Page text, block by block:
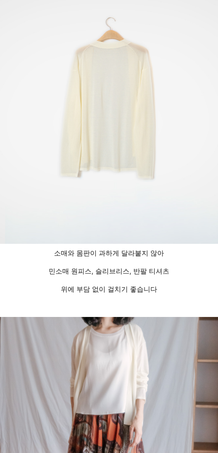
소매와 몸판이 과하게 달라붙지 않아
민소매 원피스, 슬리브리스, 반팔 티셔츠
위에 부담 없이 걸치기 좋습니다